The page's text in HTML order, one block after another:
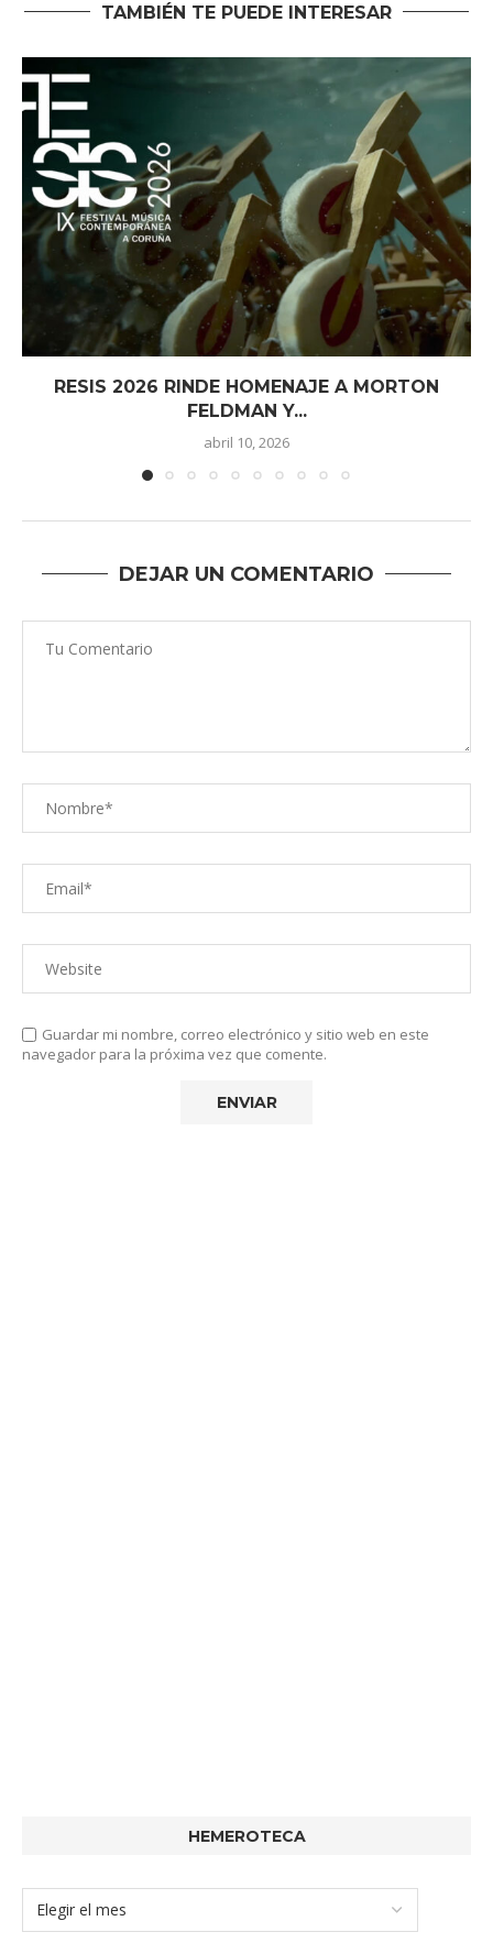
TAMBIÉN TE PUEDE INTERESAR
RESIS 2026 RINDE HOMENAJE A MORTON
FELDMAN Y...
abril 10, 2026
DEJAR UN COMENTARIO
Guardar mi nombre, correo electrónico y sitio web en este
navegador para la próxima vez que comente.
HEMEROTECA